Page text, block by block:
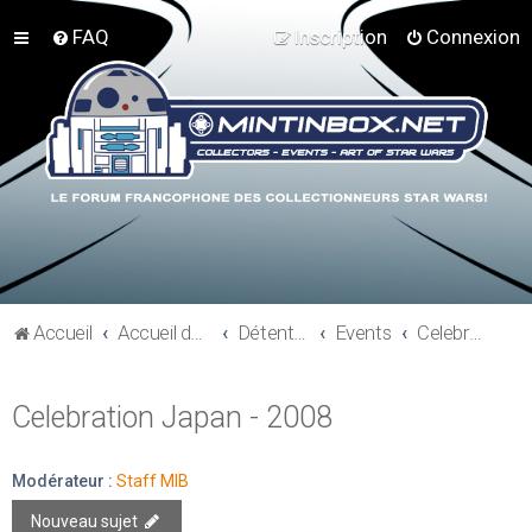
FAQ Connexion
Inscription
Accueil Accueil du forum Détente et communauté Mint In Box Events Celebration Japan - 2008
Celebration Japan - 2008
Modérateur : Staff MIB
Nouveau sujet